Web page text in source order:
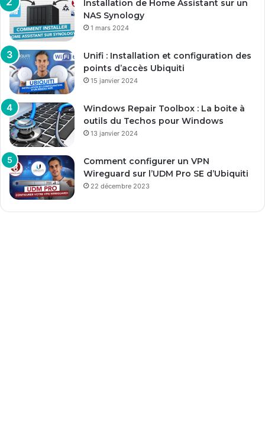
Installation de Home Assistant sur un
NAS Synology
1 mars 2024
Unifi : Installation et configuration des
points d’accès Ubiquiti
15 janvier 2024
Windows Repair Toolbox : La boite à
outils du Techos pour Windows
13 janvier 2024
Comment configurer un VPN
Wireguard sur l’UDM Pro SE d’Ubiquiti
22 décembre 2023